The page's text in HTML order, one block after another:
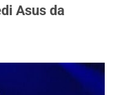
Asus da